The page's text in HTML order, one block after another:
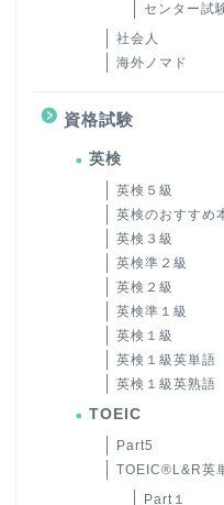
センター試
社会人
海外ノマド
資格試験
英検
英検５級
英検のおすすめ
英検３級
英検準２級
英検２級
英検準１級
英検１級
英検１級英単語
英検１級英熟語
TOEIC
Part5
TOEIC®L&R英
Part１